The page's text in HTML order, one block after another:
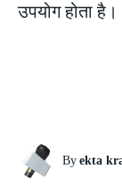
उपयोग होता है।
By ekta